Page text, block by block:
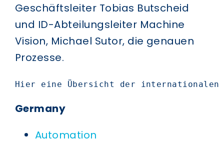
Geschäftsleiter Tobias Butscheid
und ID-Abteilungsleiter Machine
Vision, Michael Sutor, die genauen
Prozesse.
Hier eine Übersicht der internationalen
Germany
Automation